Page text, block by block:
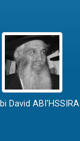
David ABI'HSSIRA